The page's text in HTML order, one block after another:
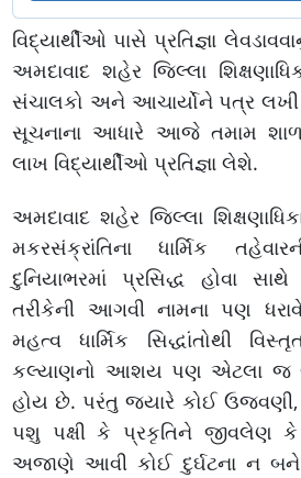
વિદ્યાર્થીઓ પાસે પ્રતિજ્ઞા
અમદાવાદ શહેર જિલ્લા
સંચાલકો અને આચાર્યોને પત્ર
સૂચનાના આધારે આજે તમામ
લાખ વિદ્યાર્થીઓ પ્રતિજ્ઞા લેશે.
અમદાવાદ શહેર જિલ્લા
મકરસંક્રાંતિના ધાર્મિક
દુનિયાભરમાં પ્રસિદ્ધ હોવા
તરીકેની આગવી નામના પણ
મહત્વ ધાર્મિક સિદ્ધાંતોથી
કલ્યાણનો આશય પણ એટલા જ
હોય છે. પરંતુ જ્યારે કોઈ ઉજવણી,
પશુ પક્ષી કે પ્રકૃતિને જીવલેણ
અજાણે આવી કોઈ દુર્ઘટના ન